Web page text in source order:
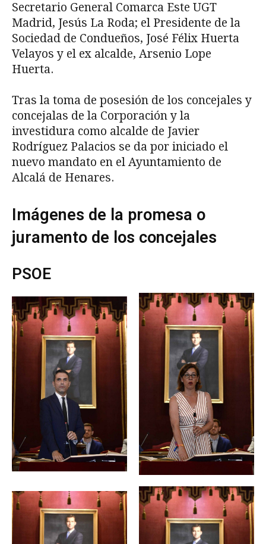
Secretario General Comarca Este UGT
Madrid, Jesús La Roda; el Presidente de la
Sociedad de Condueños, José Félix Huerta
Velayos y el ex alcalde, Arsenio Lope
Huerta.
Tras la toma de posesión de los concejales y
concejalas de la Corporación y la
investidura como alcalde de Javier
Rodríguez Palacios se da por iniciado el
nuevo mandato en el Ayuntamiento de
Alcalá de Henares.
Imágenes de la promesa o
juramento de los concejales
PSOE